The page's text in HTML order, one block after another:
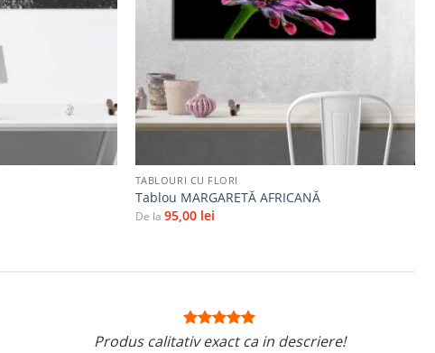
TABLOURI CU FLORI
Tablou MARGARETĂ AFRICANĂ
De la 95,00 lei
Produs calitativ exact ca in descriere!